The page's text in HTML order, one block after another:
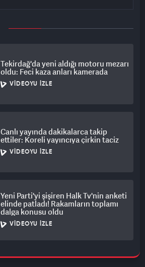
Tekirdağ'da yeni aldığı motoru mezarı
oldu: Feci kaza anları kamerada
VIDEOYU İZLE
Canlı yayında dakikalarca takip
ettiler: Koreli yayıncıya çirkin taciz
VIDEOYU İZLE
Yeni Parti'yi şişiren Halk Tv'nin anketi
elinde patladı! Rakamların toplamı
dalga konusu oldu
VIDEOYU İZLE